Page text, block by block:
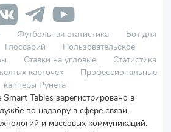
Футбольная статистика
Бот для
Глоссарий
Пользовательское
Ставки на угловые
Статистика
карточек
Профессиональные
капперы Рунета
Smart Tables зарегистрировано в
по надзору в сфере связи,
и массовых коммуникаций.